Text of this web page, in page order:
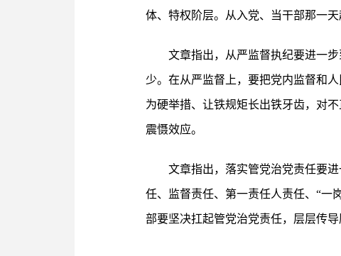
体、特权阶层。从入党、当干部那一
文章指出，从严监督执纪要进一
少。在从严监督上，要把党内监督和
为硬举措、让铁规矩长出铁牙齿，对
震慑效应。
文章指出，落实管党治党责任要
任、监督责任、第一责任人责任、“一
部要坚决扛起管党治党责任，层层传